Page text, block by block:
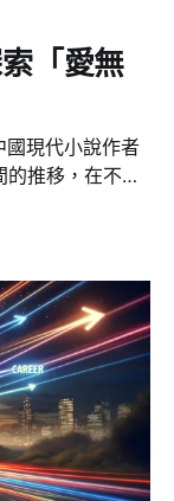
憤怒掩蓋了更
自己不受內在
「愛無
現代小說作者
推移，在不同
無能不僅僅是
深層次親密關係
及亞洲其他國家
時代的到來。
研，從 2010
預計這一趨勢
的結果，也反